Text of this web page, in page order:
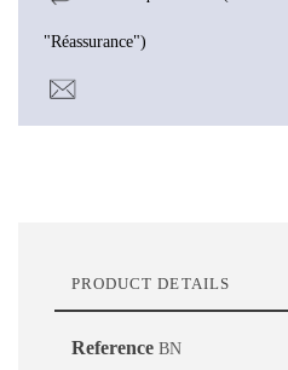
"Réassurance")
PRODUCT DETAILS
Reference BN